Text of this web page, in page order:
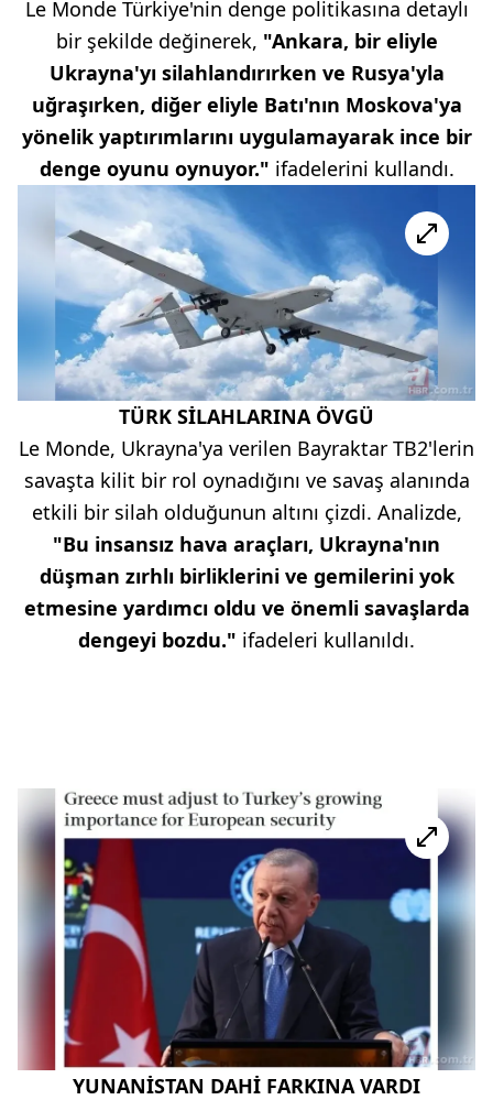
Le Monde Türkiye'nin denge politikasına detaylı
bir şekilde değinerek, "Ankara, bir eliyle
Ukrayna'yı silahlandırırken ve Rusya'yla
uğraşırken, diğer eliyle Batı'nın Moskova'ya
yönelik yaptırımlarını uygulamayarak ince bir
denge oyunu oynuyor." ifadelerini kullandı.
TÜRK SİLAHLARINA ÖVGÜ
Le Monde, Ukrayna'ya verilen Bayraktar TB2'lerin
savaşta kilit bir rol oynadığını ve savaş alanında
etkili bir silah olduğunun altını çizdi. Analizde,
"Bu insansız hava araçları, Ukrayna'nın
düşman zırhlı birliklerini ve gemilerini yok
etmesine yardımcı oldu ve önemli savaşlarda
dengeyi bozdu." ifadeleri kullanıldı.
YUNANİSTAN DAHİ FARKINA VARDI